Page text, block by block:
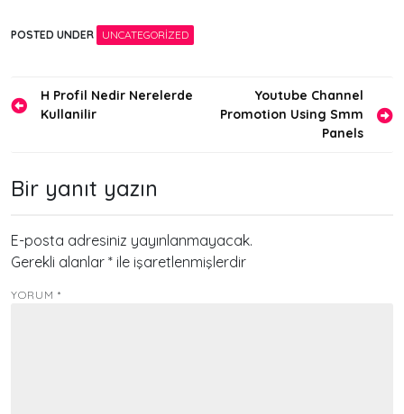
POSTED UNDER UNCATEGORIZED
Yazı
gezinmesi
H Profil Nedir Nerelerde
Kullanilir
Youtube Channel
Promotion Using Smm
Panels
Bir yanıt yazın
E-posta adresiniz yayınlanmayacak.
Gerekli alanlar * ile işaretlenmişlerdir
YORUM *